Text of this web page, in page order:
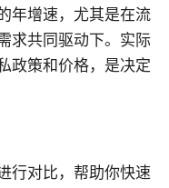
年增速，尤其是在流
求共同驱动下。实际
政策和价格，是决定
行对比，帮助你快速